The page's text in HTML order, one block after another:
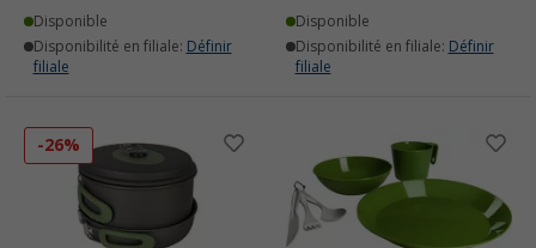
Disponible
Disponibilité en filiale: Définir
filiale
Disponible
Disponibilité en filiale: Définir
filiale
-26%